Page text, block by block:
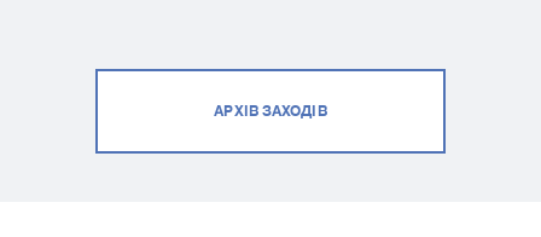
АРХІВ ЗАХОДІВ